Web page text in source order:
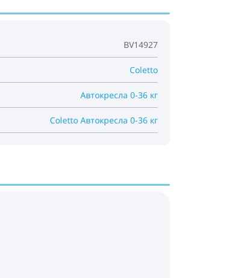
BV14927
Coletto
Автокресла 0-36 кг
Coletto Автокресла 0-36 кг